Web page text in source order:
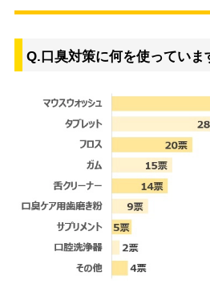
Q.口臭対策に何を使ってい